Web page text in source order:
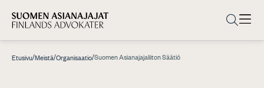
Etusivu/Meistä/Organisaatio/Suomen Asianajajaliiton Säätiö